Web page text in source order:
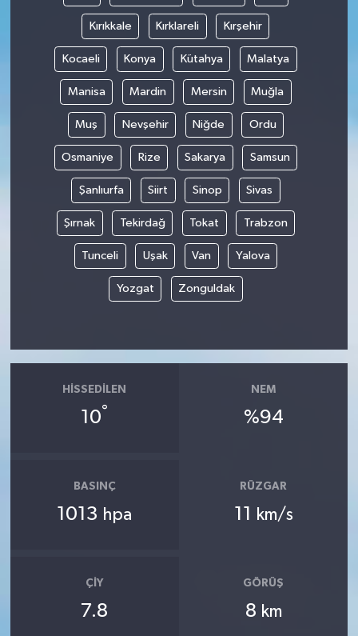
Kırıkkale Kırklareli Kırşehir
Kocaeli Konya Kütahya Malatya
Manisa Mardin Mersin Muğla
Muş Nevşehir Niğde Ordu
Osmaniye Rize Sakarya Samsun
Şanlıurfa Siirt Sinop Sivas
Şırnak Tekirdağ Tokat Trabzon
Tunceli Uşak Van Yalova
Yozgat Zonguldak
HISSEDILEN
10°
NEM
%94
BASINÇ
1013 hpa
RÜZGAR
11 km/s
ÇIY
7.8
GÖRÜŞ
8 km